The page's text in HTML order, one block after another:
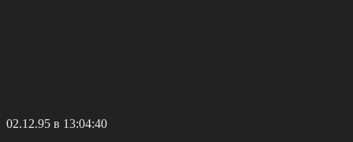
02.12.95 в 13:04:40